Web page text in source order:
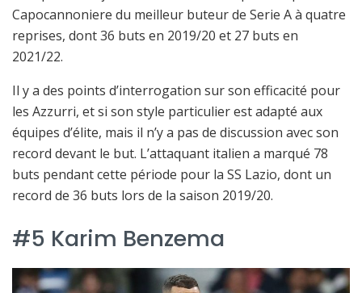
Capocannoniere du meilleur buteur de Serie A à quatre
reprises, dont 36 buts en 2019/20 et 27 buts en
2021/22.
Il y a des points d’interrogation sur son efficacité pour
les Azzurri, et si son style particulier est adapté aux
équipes d’élite, mais il n’y a pas de discussion avec son
record devant le but. L’attaquant italien a marqué 78
buts pendant cette période pour la SS Lazio, dont un
record de 36 buts lors de la saison 2019/20.
#5 Karim Benzema